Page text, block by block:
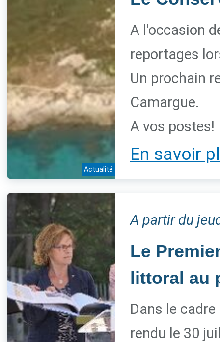
Actualité
A l'occasion
reportages
Un prochain
Camargue.
A vos postes!
En savoir
A partir du
Le
littoral au
Dans le
rendu le 30